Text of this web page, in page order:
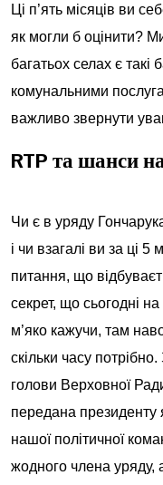
Ці п’ять місяців ви
як могли б оцінити?
багатьох селах є такі
комунальними
важливо звернути
RTP та шанси
Чи є в уряду
і чи взагалі ви за ці 5
питання, що
секрет, що сьогодні на
м’яко кажучи, там
скільки часу
голови Верховної
передана президенту
нашої політичної
жодного члена уряду,